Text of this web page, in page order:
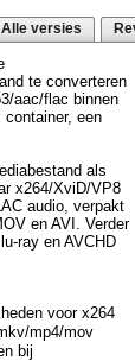
Alle versies
te converteren
aac/flac binnen
een
als
x264/XviD/VP8
audio, verpakt
en AVI. Verder
ray en AVCHD
voor x264
mp4/mov
bij